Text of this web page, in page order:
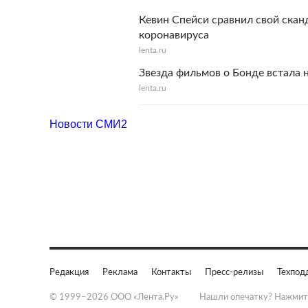
Кевин Спейси сравнил свой
коронавируса
lenta.ru
Звезда фильмов о Бонде встала
lenta.ru
Новости СМИ2
Редакция Реклама Контакты Пресс-релизы
© 1999–2026 ООО «Лента.Ру» Нашли опечатку?